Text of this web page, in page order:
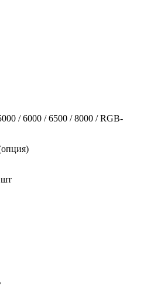
/ 6000 / 6500 / 8000 / RGB-
шт